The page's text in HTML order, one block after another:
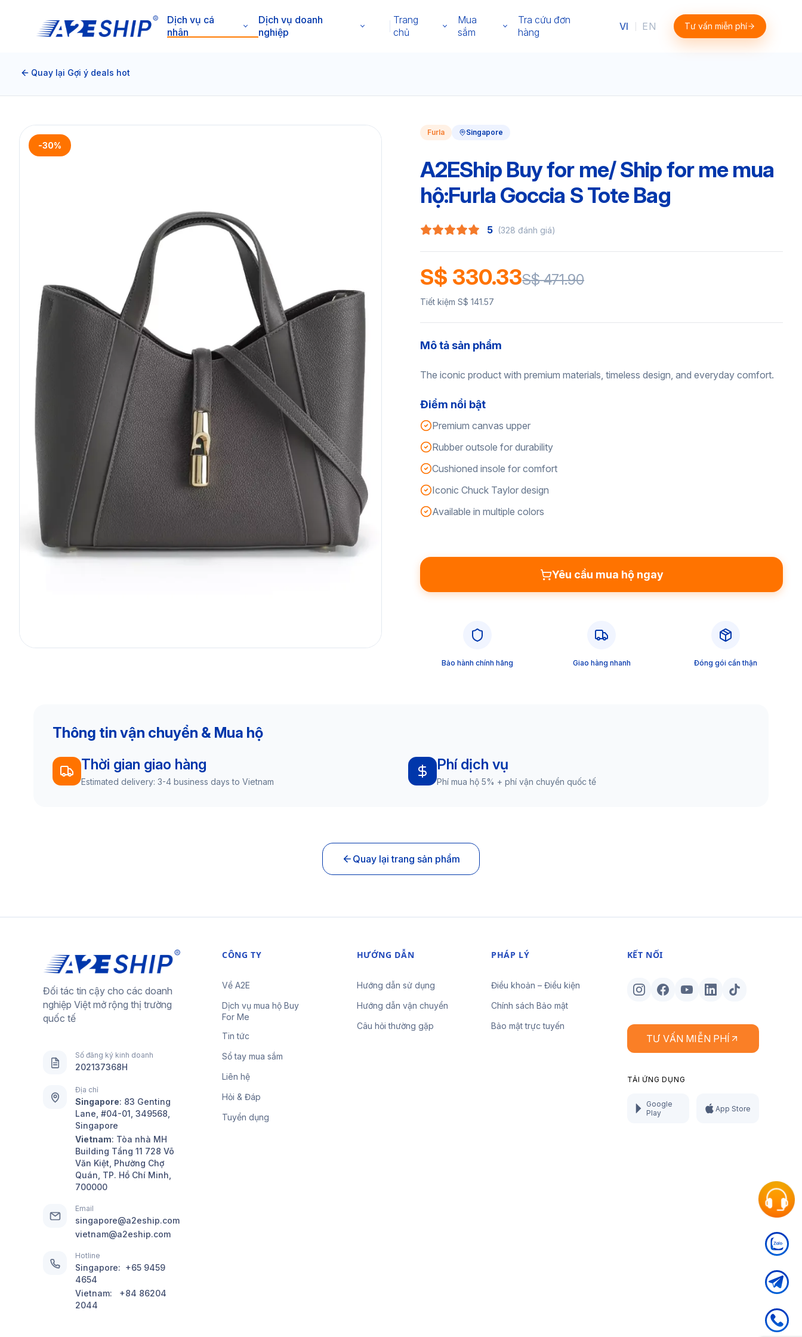
Dịch vụ cá
nhân
Dịch vụ doanh
nghiệp
Trang
chủ
Mua
sắm
Tra cứu đơn
hàng
VI EN Tư vấn miễn phí
Quay lại Gợi ý deals hot
-30%
Furla Singapore
A2EShip Buy for me/ Ship for me mua
hộ:Furla Goccia S Tote Bag
5 (328 đánh giá)
S$ 330.33S$ 471.90
Tiết kiệm S$ 141.57
Mô tả sản phẩm
The iconic product with premium materials, timeless design, and everyday comfort.
Điểm nổi bật
Premium canvas upper
Rubber outsole for durability
Cushioned insole for comfort
Iconic Chuck Taylor design
Available in multiple colors
Yêu cầu mua hộ ngay
Bảo hành chính hãng Giao hàng nhanh Đóng gói cẩn thận
Thông tin vận chuyển & Mua hộ
Thời gian giao hàng
Estimated delivery: 3-4 business days to Vietnam
Phí dịch vụ
Phí mua hộ 5% + phí vận chuyển quốc tế
Quay lại trang sản phẩm
Đối tác tin cậy cho các doanh
nghiệp Việt mở rộng thị trường
quốc tế
Số đăng ký kinh doanh
202137368H
Địa chỉ
Singapore: 83 Genting
Lane, #04-01, 349568,
Singapore
Vietnam: Tòa nhà MH
Building Tầng 11 728 Võ
Văn Kiệt, Phường Chợ
Quán, TP. Hồ Chí Minh,
700000
Email
singapore@a2eship.com
vietnam@a2eship.com
Hotline
Singapore: +65 9459
4654
Vietnam: +84 86204
2044
CÔNG TY
Về A2E
Dịch vụ mua hộ Buy
For Me
Tin tức
Sổ tay mua sắm
Liên hệ
Hỏi & Đáp
Tuyển dụng
HƯỚNG DẪN
Hướng dẫn sử dụng
Hướng dẫn vận chuyển
Câu hỏi thường gặp
PHÁP LÝ
Điều khoản – Điều kiện
Chính sách Bảo mật
Bảo mật trực tuyến
KẾT NỐI
TƯ VẤN MIỄN PHÍ
TẢI ỨNG DỤNG
Google
Play
App Store